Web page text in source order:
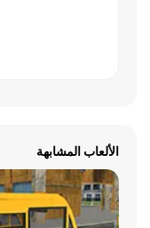
الألعاب المشابهة